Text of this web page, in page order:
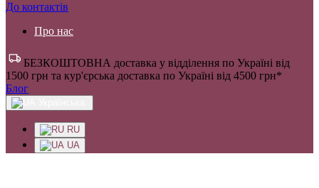
До контактів
Про нас
БЕЗКОШТОВНА доставка у відділення по Україні від
1500 грн та кур'єрська доставка по Україні від 4500 грн*
Блог
RU
UA